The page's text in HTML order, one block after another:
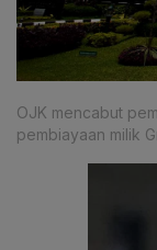
OJK mencabut
pembiayaan milik